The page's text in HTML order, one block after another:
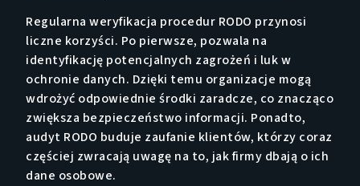
Regularna weryfikacja procedur RODO przynosi
liczne korzyści. Po pierwsze, pozwala na
identyfikację potencjalnych zagrożeń i luk w
ochronie danych. Dzięki temu organizacje mogą
wdrożyć odpowiednie środki zaradcze, co znacząco
zwiększa bezpieczeństwo informacji. Ponadto,
audyt RODO buduje zaufanie klientów, którzy coraz
częściej zwracają uwagę na to, jak firmy dbają o ich
dane osobowe.